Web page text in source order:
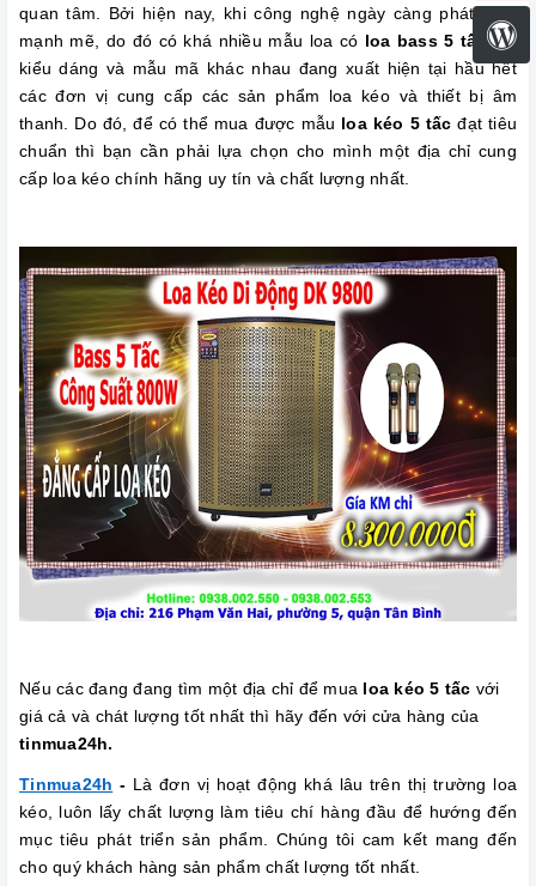
quan tâm. Bởi hiện nay, khi công nghệ ngày càng phát triển
mạnh mẽ, do đó có khá nhiều mẫu loa có loa bass 5 tấc với
kiểu dáng và mẫu mã khác nhau đang xuất hiện tại hầu hết
các đơn vị cung cấp các sản phẩm loa kéo và thiết bị âm
thanh. Do đó, để có thể mua được mẫu loa kéo 5 tấc đạt tiêu
chuẩn thì bạn cần phải lựa chọn cho mình một địa chỉ cung
cấp loa kéo chính hãng uy tín và chất lượng nhất.
Nếu các đang đang tìm một địa chỉ để mua loa kéo 5 tấc với
giá cả và chát lượng tốt nhất thì hãy đến với cửa hàng của
tinmua24h.
Tinmua24h - Là đơn vị hoạt động khá lâu trên thị trường loa
kéo, luôn lấy chất lượng làm tiêu chí hàng đầu để hướng đến
mục tiêu phát triển sản phẩm. Chúng tôi cam kết mang đến
cho quý khách hàng sản phẩm chất lượng tốt nhất.